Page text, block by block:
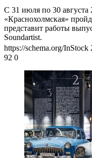
С 31 июля по 30 августа
«Краснохолмская»
представит работы
Soundartist.
https://schema.org/InStock
92 0